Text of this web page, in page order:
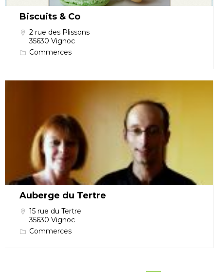
Biscuits & Co
2 rue des Plissons
35630 Vignoc
Commerces
Auberge du Tertre
15 rue du Tertre
35630 Vignoc
Commerces